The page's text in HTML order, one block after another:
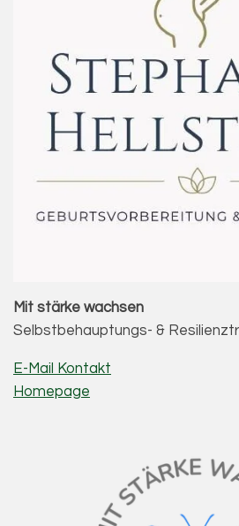
Mit stärke wachsen
Selbstbehauptungs- &
E-Mail Kontakt
Homepage